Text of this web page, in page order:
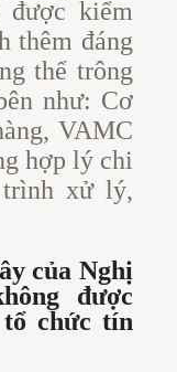
kiểm
thêm đáng
thể trông
như: Cơ
VAMC
hợp lý chi
xử lý,
của Nghị
được
chức tín